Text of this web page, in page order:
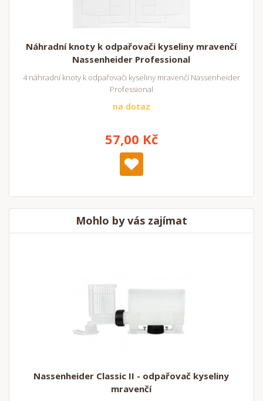
Náhradní knoty k odpařovači kyseliny mravenčí
Nassenheider Professional
4 náhradní knoty k odpařovači kyseliny mravenčí Nassenheider
Professional
na dotaz
57,00 Kč
Mohlo by vás zajímat
Nassenheider Classic II - odpařovač kyseliny
mravenčí